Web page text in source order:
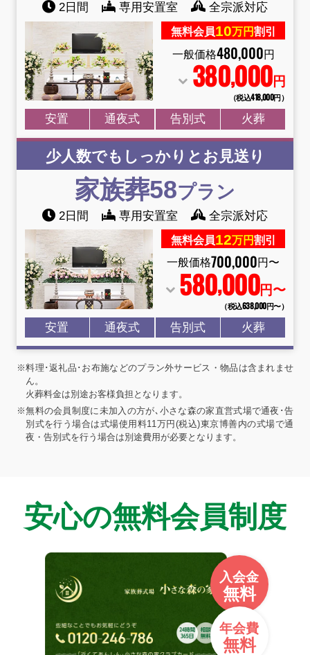
2日間 専用安置室 全宗派対応
無料会員10万円割引
一般価格480,000円
380,000円
（税込418,000円）
安置 通夜式 告別式 火葬
少人数でもしっかりとお見送り
家族葬58プラン
2日間 専用安置室 全宗派対応
無料会員12万円割引
一般価格700,000円〜
580,000円〜
（税込638,000円〜）
安置 通夜式 告別式 火葬
※料理･返礼品･お布施などのプラン外サービス・物品は含まれませ
ん。
火葬料金は別途お客様負担となります。
※無料の会員制度に未加入の方が､小さな森の家直営式場で通夜･告
別式を行う場合は式場使用料11万円(税込)東京博善内の式場で通
夜・告別式を行う場合は別途費用が必要となります。
安心の無料会員制度
入会金
無料
年会費
無料